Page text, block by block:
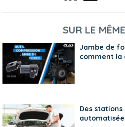
SUR LE
Jambe de
comment la
Des